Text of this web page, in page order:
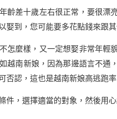
齡差十歲左右很正常，要很漂
娶到，您可能要多花點錢來跟
怎麼樣，又一定想娶非常年輕
越南新娘，因為那邊語言不
否認，這也是越南新娘高逃跑
件，選擇適當的對象，然後用